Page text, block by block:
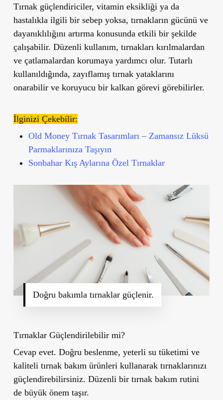
Tırnak güçlendiriciler, vitamin eksikliği ya da
hastalıkla ilgili bir sebep yoksa, tırnakların gücünü ve
dayanıklılığını artırma konusunda etkili bir şekilde
çalışabilir. Düzenli kullanım, tırnakları kırılmalardan
ve çatlamalardan korumaya yardımcı olur. Tutarlı
kullanıldığında, zayıflamış tırnak yataklarını
onarabilir ve koruyucu bir kalkan görevi görebilirler.
İlginizi Çekebilir:
Old Money Tırnak Tasarımları – Zamansız Lüksü
Parmaklarınıza Taşıyın
Sonbahar Kış Aylarına Özel Tırnaklar
Doğru bakımla tırnaklar güçlenir.
Tırnaklar Güçlendirilebilir mi?
Cevap evet. Doğru beslenme, yeterli su tüketimi ve
kaliteli tırnak bakım ürünleri kullanarak tırnaklarınızı
güçlendirebilirsiniz. Düzenli bir tırnak bakım rutini
de büyük önem taşır.